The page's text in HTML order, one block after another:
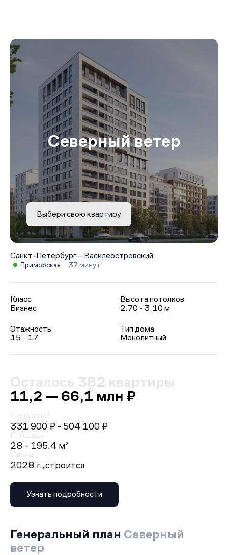
Северный ветер
Выбери свою квартиру
Санкт-Петербург—Василеостровский
Приморская 37 минут
Класс
Бизнес
Высота потолков
2.70 - 3.10 м
Этажность
15 - 17
Тип дома
Монолитный
Осталось 382 квартиры
11,2 — 66,1 млн ₽
Цена за м²
331 900 ₽ - 504 100 ₽
Площадь
28 - 195.4 м²
Сдача
2028 г.,строится
Узнать подробности
Генеральный план Северный
ветер